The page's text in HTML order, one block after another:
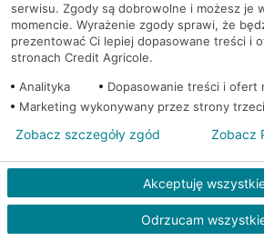
Wrocław, ul. Strzegomska 202
Wrocław, ul. Strzegomska 206
Wrocław, ul. Strzegomska
206/208
CA BP
Wrocław, ul. Strzegomska
206/208
CA BP
serwisu. Zgody są dobrowolne i możesz je
momencie. Wyrażenie zgody sprawi, że
prezentować Ci lepiej dopasowane treści i
stronach Credit Agricole.
Analityka
Dopasowanie treści i ofert
Marketing wykonywany przez strony
Akceptuję
Odrzucam
Zobacz szczegóły zgód Zobacz